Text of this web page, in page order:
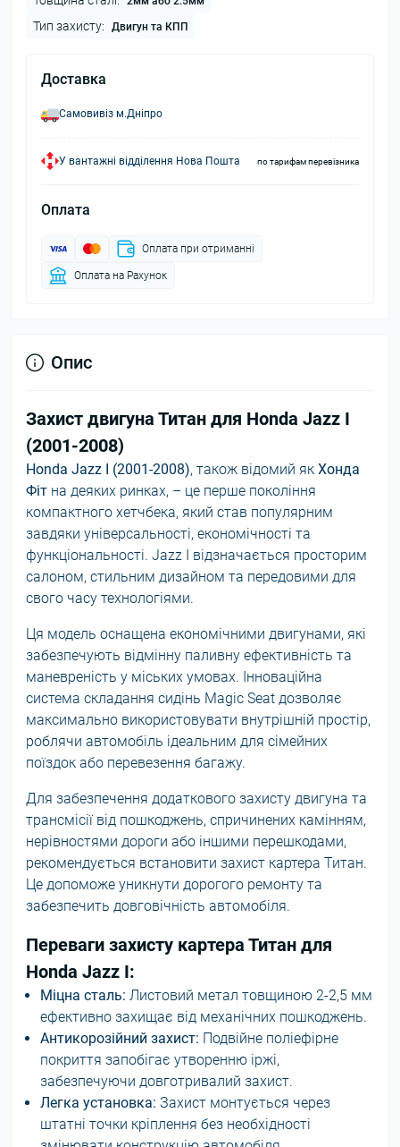
Тип захисту: Двигун та КПП
Доставка
Самовивіз м.Дніпро
У вантажні відділення Нова Пошта по тарифам перевізника
Оплата
Оплата при отриманні
Оплата на Рахунок
Опис
Захист двигуна Титан для Honda Jazz I
(2001-2008)
Honda Jazz I (2001-2008), також відомий як Хонда
Фіт на деяких ринках, – це перше покоління
компактного хетчбека, який став популярним
завдяки універсальності, економічності та
функціональності. Jazz I відзначається просторим
салоном, стильним дизайном та передовими для
свого часу технологіями.
Ця модель оснащена економічними двигунами, які
забезпечують відмінну паливну ефективність та
маневреність у міських умовах. Інноваційна
система складання сидінь Magic Seat дозволяє
максимально використовувати внутрішній простір,
роблячи автомобіль ідеальним для сімейних
поїздок або перевезення багажу.
Для забезпечення додаткового захисту двигуна та
трансмісії від пошкоджень, спричинених камінням,
нерівностями дороги або іншими перешкодами,
рекомендується встановити захист картера Титан.
Це допоможе уникнути дорогого ремонту та
забезпечить довговічність автомобіля.
Переваги захисту картера Титан для
Honda Jazz I:
Міцна сталь: Листовий метал товщиною 2-2,5 мм
ефективно захищає від механічних пошкоджень.
Антикорозійний захист: Подвійне поліефірне
покриття запобігає утворенню іржі,
забезпечуючи довготривалий захист.
Легка установка: Захист монтується через
штатні точки кріплення без необхідності